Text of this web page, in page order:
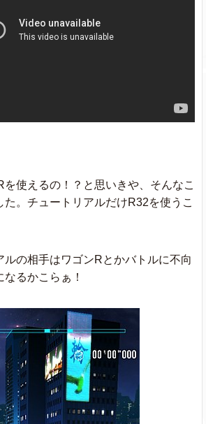
使えるの！？と思いきや、そんなこ
た。チュートリアルだけR32を使うこ
ルの相手はワゴンRとかバトルに不向
るかこらぁ！